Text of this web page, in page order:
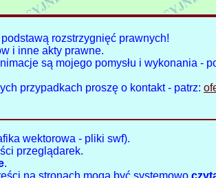
rozstrzygnięć prawnych!
i inne akty prawne.
są mojego pomysłu i wykonania -
przypadkach proszę o kontakt - patrz:
wektorowa - pliki swf).
przeglądarek.
.
na stronach mogą być systemowo